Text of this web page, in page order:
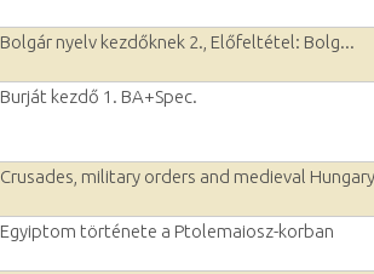
Bolgár nyelv kezdőknek 2., Előfeltétel: Bolg...
Burját kezdő 1. BA+Spec.
Crusades, military orders and medieval Hungary
Egyiptom története a Ptolemaiosz-korban